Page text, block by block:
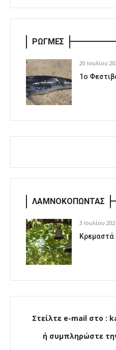
ΡΩΓΜΕΣ
20 Ιουλίου
1o
ΛΑΜΝΟΚΟΠΩΝΤΑΣ
3 Ιουλίου
Κρεμαστά
Στείλτε e-mail στο :
ή συμπληρώστε